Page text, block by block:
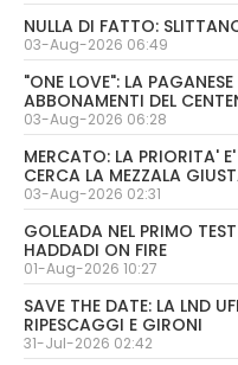
NULLA DI FATTO:
03-Aug-2026 06:49
"ONE LOVE": LA
ABBONAMENTI DEL
03-Aug-2026 06:28
MERCATO: LA PRIORITA'
CERCA LA MEZZALA
03-Aug-2026 02:31
GOLEADA NEL PRIMO
HADDADI ON FIRE
01-Aug-2026 10:27
SAVE THE DATE: LA LND
RIPESCAGGI E GIRONI
31-Jul-2026 02:42